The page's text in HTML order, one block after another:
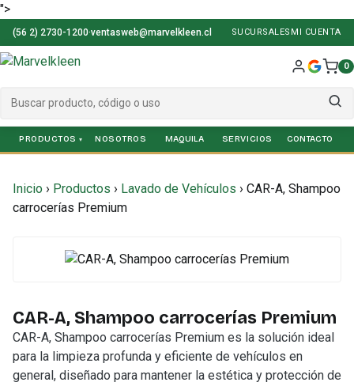
">
(56 2) 2730-1200·ventasweb@marvelkleen.cl SUCURSALES MI CUENTA
0
PRODUCTOS NOSOTROS SERVICIOS
Inicio › Productos › Lavado de Vehículos › CAR-A, Shampoo
carrocerías Premium
CAR-A, Shampoo carrocerías Premium
CAR-A, Shampoo carrocerías Premium es la solución ideal
para la limpieza profunda y eficiente de vehículos en
general, diseñado para mantener la estética y protección de